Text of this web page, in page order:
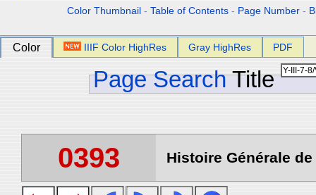
Color Thumbnail -Table of Contents - Page Number -
Color IIIF Color HighRes Gray HighRes PDF
Page Search Title
0393 Histoire Générale